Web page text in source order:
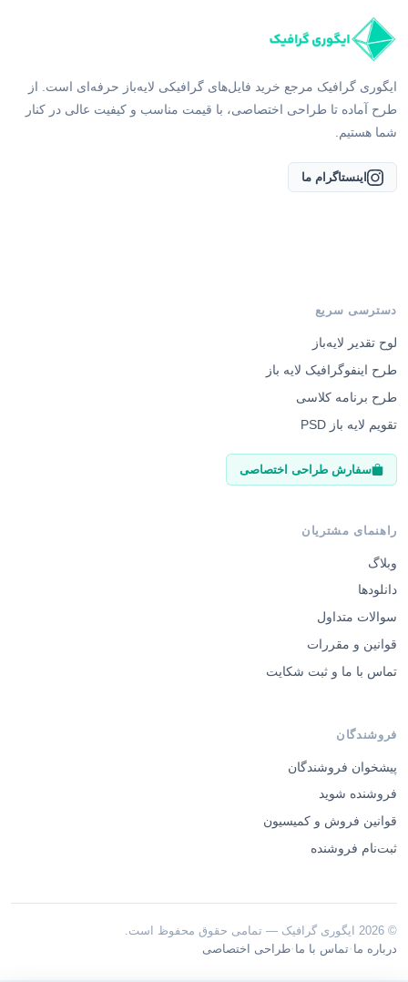
ایگوری گرافیک مرجع خرید فایل‌های گرافیکی لایه‌باز حرفه‌ای است. از
طرح آماده تا طراحی اختصاصی، با قیمت مناسب و کیفیت عالی در کنار
شما هستیم.
اینستاگرام ما
دسترسی سریع
لوح تقدیر لایه‌باز
طرح اینفوگرافیک لایه باز
طرح برنامه کلاسی
تقویم لایه باز PSD
سفارش طراحی اختصاصی
راهنمای مشتریان
وبلاگ
دانلودها
سوالات متداول
قوانین و مقررات
تماس با ما و ثبت شکایت
فروشندگان
پیشخوان فروشندگان
فروشنده شوید
قوانین فروش و کمیسیون
ثبت‌نام فروشنده
© 2026 ایگوری گرافیک — تمامی حقوق محفوظ است.
درباره ما ·تماس با ما ·طراحی اختصاصی